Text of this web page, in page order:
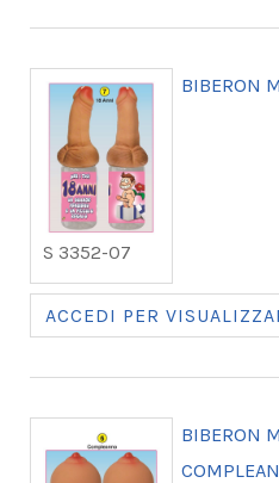
S 3352-07
BIBERON
ACCEDI PER
BIBERON